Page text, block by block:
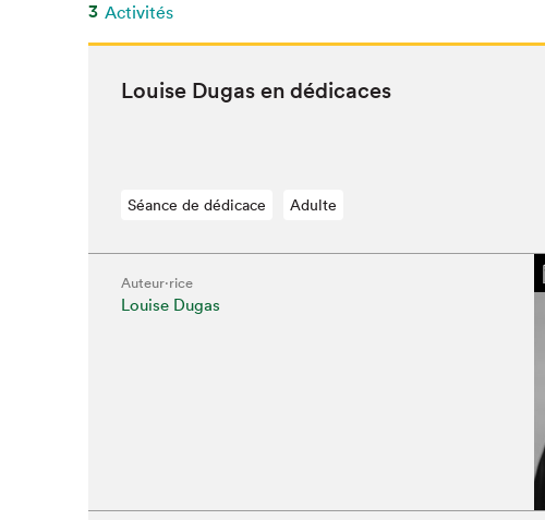
3 Activités
Louise Dugas en dédicaces
Séance de dédicace Adulte
Auteur·rice
Louise Dugas